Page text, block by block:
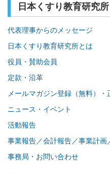
日本くすり教育研究
代表理事からのメッセージ
日本くすり教育研究所とは
役員・賛助会員
定款・沿革
メールマガジン登録（無料）・
ニュース・イベント
活動報告
事業報告／会計報告／事業計画
事務局・お問い合わせ